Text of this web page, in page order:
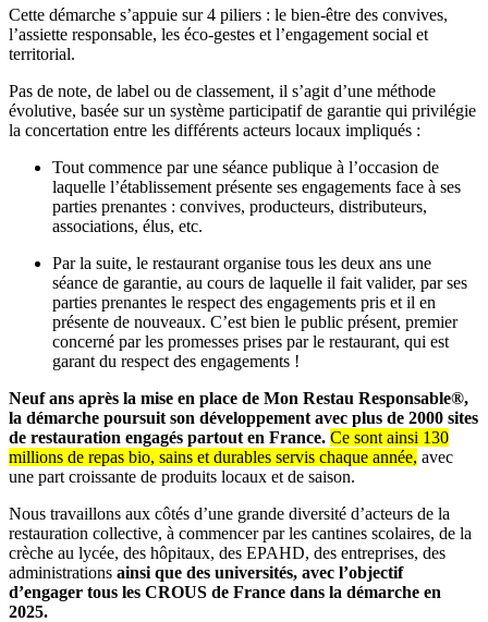
Cette démarche s’appuie sur 4 piliers : le bien-être des convives,
l’assiette responsable, les éco-gestes et l’engagement social et
territorial.
Pas de note, de label ou de classement, il s’agit d’une méthode
évolutive, basée sur un système participatif de garantie qui privilégie
la concertation entre les différents acteurs locaux impliqués :
Tout commence par une séance publique à l’occasion de
laquelle l’établissement présente ses engagements face à ses
parties prenantes : convives, producteurs, distributeurs,
associations, élus, etc.
Par la suite, le restaurant organise tous les deux ans une
séance de garantie, au cours de laquelle il fait valider, par ses
parties prenantes le respect des engagements pris et il en
présente de nouveaux. C’est bien le public présent, premier
concerné par les promesses prises par le restaurant, qui est
garant du respect des engagements !
Neuf ans après la mise en place de Mon Restau Responsable®,
la démarche poursuit son développement avec plus de 2000 sites
de restauration engagés partout en France. Ce sont ainsi 130
millions de repas bio, sains et durables servis chaque année, avec
une part croissante de produits locaux et de saison.
Nous travaillons aux côtés d’une grande diversité d’acteurs de la
restauration collective, à commencer par les cantines scolaires, de la
crèche au lycée, des hôpitaux, des EPAHD, des entreprises, des
administrations ainsi que des universités, avec l’objectif
d’engager tous les CROUS de France dans la démarche en
2025.